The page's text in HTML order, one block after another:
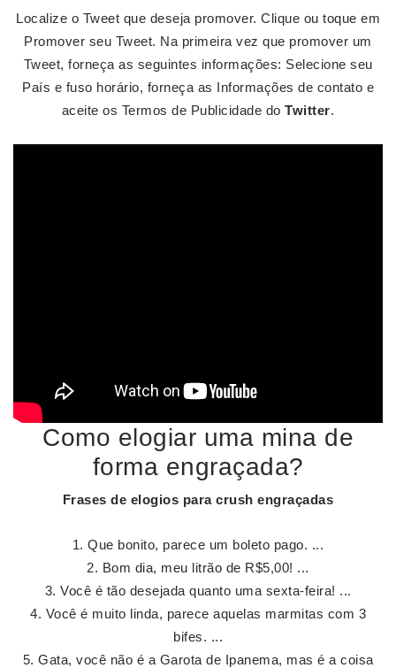
Localize o Tweet que deseja promover. Clique ou toque em
Promover seu Tweet. Na primeira vez que promover um
Tweet, forneça as seguintes informações: Selecione seu
País e fuso horário, forneça as Informações de contato e
aceite os Termos de Publicidade doTwitter.
Como elogiar uma mina de
forma engraçada?
Frases de elogios para crushengraçadas
Que bonito, parece um boleto pago. ...
Bom dia, meu litrão de R$5,00! ...
Você é tão desejada quanto uma sexta-feira! ...
Você é muito linda, parece aquelas marmitas com 3
bifes. ...
Gata, você não é a Garota de Ipanema, mas é a coisa